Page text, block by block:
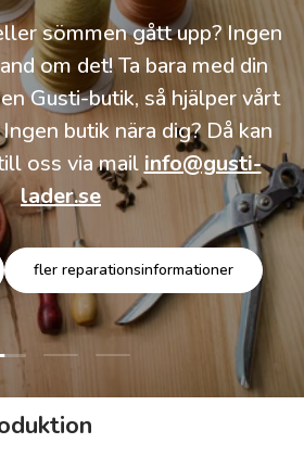
sömmen gått upp? Ingen
om det! Ta bara med din
Gusti-butik, så hjälper vårt
butik nära dig? Då kan
oss via mail info@gusti-
lader.se
fler reparationsinformationer
Ladda bild 1 av 3
Ladda bild 2 av 3
Ladda bild 3 av 3